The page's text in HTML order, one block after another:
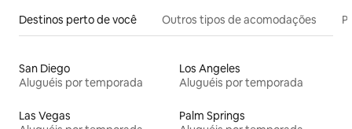
Destinos perto de você Outros tipos de acomodações
San Diego
Aluguéis por temporada
Los Angeles
Aluguéis por temporada
Las Vegas
Palm Springs